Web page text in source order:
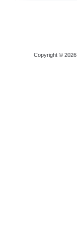
Copyright © 2026